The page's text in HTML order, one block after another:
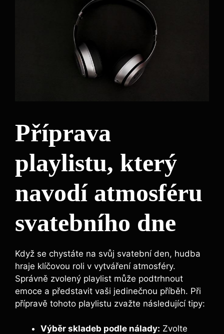
Příprava
playlistu, který
navodí atmosféru
svatebního dne
Když se chystáte na svůj svatební den, hudba
hraje klíčovou roli v vytváření atmosféry.
Správně zvolený playlist může podtrhnout
emoce a představit vaši jedinečnou příběh. Při
přípravě tohoto playlistu zvažte následující tipy:
Výběr skladeb podle nálady: Zvolte